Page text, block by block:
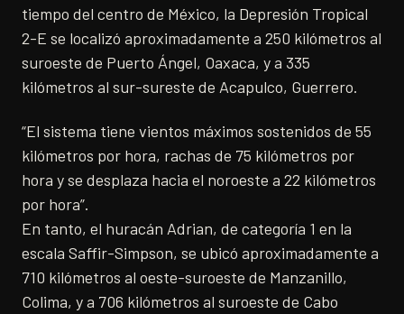
tiempo del centro de México, la Depresión Tropical
2-E se localizó aproximadamente a 250 kilómetros al
suroeste de Puerto Ángel, Oaxaca, y a 335
kilómetros al sur-sureste de Acapulco, Guerrero.
​“El sistema tiene vientos máximos sostenidos de 55
kilómetros por hora, rachas de 75 kilómetros por
hora y se desplaza hacia el noroeste a 22 kilómetros
por hora”.
En tanto, el huracán Adrian, de categoría 1 en la
escala Saffir-Simpson, se ubicó aproximadamente a
710 kilómetros al oeste-suroeste de Manzanillo,
Colima, y a 706 kilómetros al suroeste de Cabo